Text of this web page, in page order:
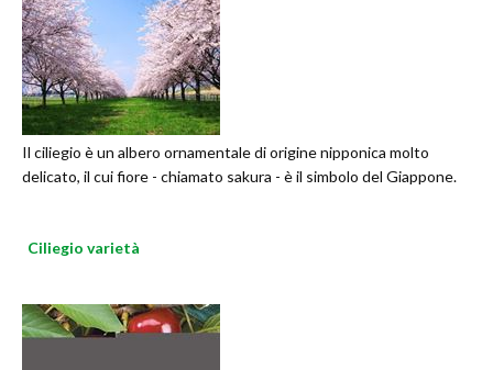
Il ciliegio è un albero ornamentale di origine nipponica molto
delicato, il cui fiore - chiamato sakura - è il simbolo del Giappone.
Ciliegio varietà